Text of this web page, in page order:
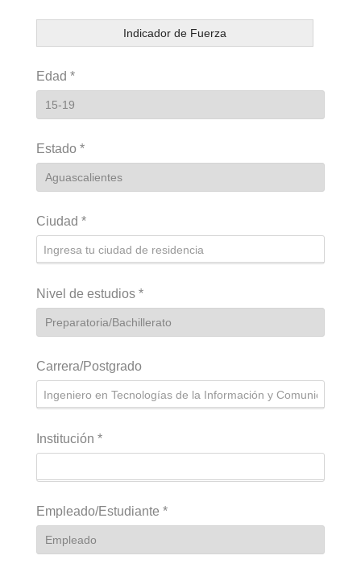
Indicador de Fuerza
Edad *
Estado *
Ciudad *
Nivel de estudios *
Carrera/Postgrado
Institución *
Empleado/Estudiante *